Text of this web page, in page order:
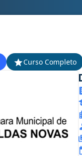
Curso Completo